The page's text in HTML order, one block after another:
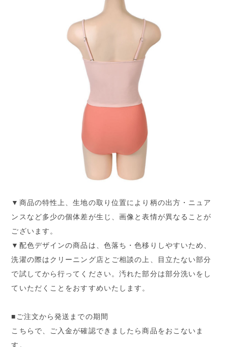
▼商品の特性上、生地の取り位置により柄の出方・ニュア
ンスなど多少の個体差が生じ、画像と表情が異なることが
ございます。
▼配色デザインの商品は、色落ち・色移りしやすいため、
洗濯の際はクリーニング店とご相談の上、目立たない部分
で試してから行ってください。汚れた部分は部分洗いをし
ていただくことをおすすめいたします。
■ご注文から発送までの期間
こちらで、ご入金が確認できましたら商品をおこないま
す。